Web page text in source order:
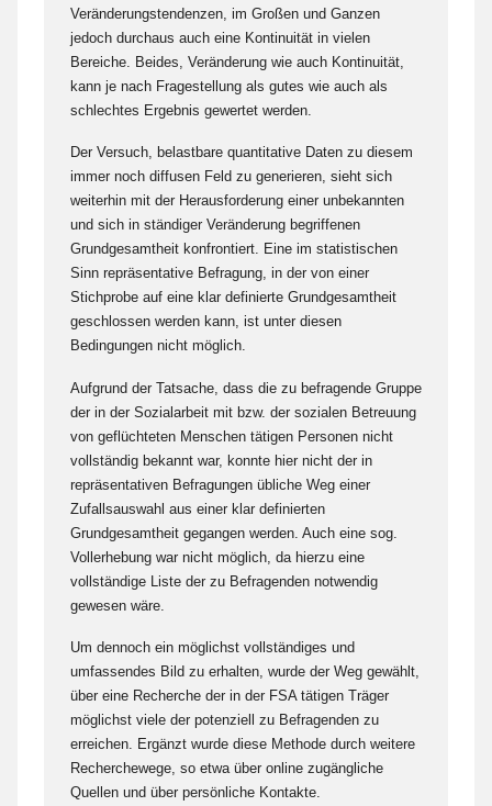
Veränderungstendenzen, im Großen und Ganzen
jedoch durchaus auch eine Kontinuität in vielen
Bereiche. Beides, Veränderung wie auch Kontinuität,
kann je nach Fragestellung als gutes wie auch als
schlechtes Ergebnis gewertet werden.
Der Versuch, belastbare quantitative Daten zu diesem
immer noch diffusen Feld zu generieren, sieht sich
weiterhin mit der Herausforderung einer unbekannten
und sich in ständiger Veränderung begriffenen
Grundgesamtheit konfrontiert. Eine im statistischen
Sinn repräsentative Befragung, in der von einer
Stichprobe auf eine klar definierte Grundgesamtheit
geschlossen werden kann, ist unter diesen
Bedingungen nicht möglich.
Aufgrund der Tatsache, dass die zu befragende Gruppe
der in der Sozialarbeit mit bzw. der sozialen Betreuung
von geflüchteten Menschen tätigen Personen nicht
vollständig bekannt war, konnte hier nicht der in
repräsentativen Befragungen übliche Weg einer
Zufallsauswahl aus einer klar definierten
Grundgesamtheit gegangen werden. Auch eine sog.
Vollerhebung war nicht möglich, da hierzu eine
vollständige Liste der zu Befragenden notwendig
gewesen wäre.
Um dennoch ein möglichst vollständiges und
umfassendes Bild zu erhalten, wurde der Weg gewählt,
über eine Recherche der in der FSA tätigen Träger
möglichst viele der potenziell zu Befragenden zu
erreichen. Ergänzt wurde diese Methode durch weitere
Recherchewege, so etwa über online zugängliche
Quellen und über persönliche Kontakte.